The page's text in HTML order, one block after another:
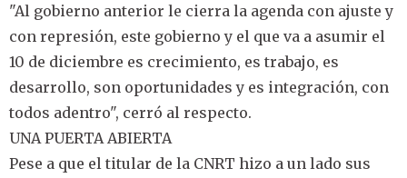
"Al gobierno anterior le cierra la agenda con ajuste y
con represión, este gobierno y el que va a asumir el
10 de diciembre es crecimiento, es trabajo, es
desarrollo, son oportunidades y es integración, con
todos adentro", cerró al respecto.
UNA PUERTA ABIERTA
Pese a que el titular de la CNRT hizo a un lado sus